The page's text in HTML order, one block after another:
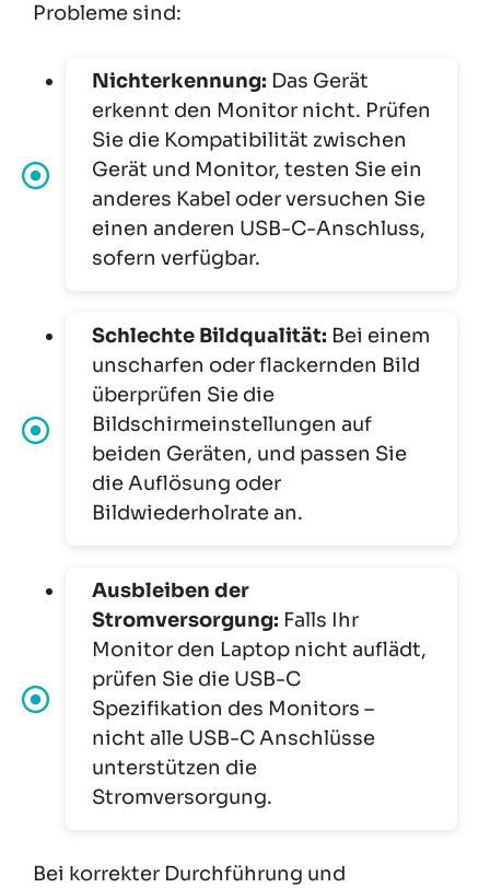
Probleme sind:
Nichterkennung: Das Gerät
erkennt den Monitor nicht. Prüfen
Sie die Kompatibilität zwischen
Gerät und Monitor, testen Sie ein
anderes Kabel oder versuchen Sie
einen anderen USB-C-Anschluss,
sofern verfügbar.
Schlechte Bildqualität: Bei einem
unscharfen oder flackernden Bild
überprüfen Sie die
Bildschirmeinstellungen auf
beiden Geräten, und passen Sie
die Auflösung oder
Bildwiederholrate an.
Ausbleiben der
Stromversorgung: Falls Ihr
Monitor den Laptop nicht auflädt,
prüfen Sie die USB-C
Spezifikation des Monitors –
nicht alle USB-C Anschlüsse
unterstützen die
Stromversorgung.
Bei korrekter Durchführung und